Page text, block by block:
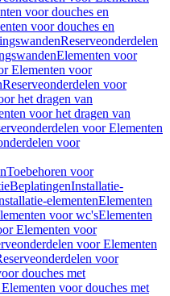
voor douches en
voor douches en
Reserveonderdelen
Elementen voor
Elementen voor
Reserveonderdelen voor
het dragen van
voor het dragen van
voor Elementen
voor
Toebehoren voor
BeplatingenInstallatie-
elementenElementen
voor wc'sElementen
Elementen voor
voor Elementen
voor
douches met
voor douches met